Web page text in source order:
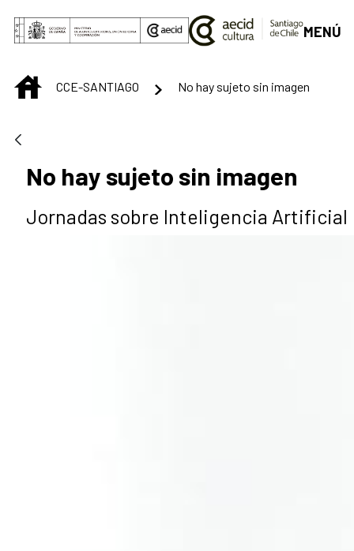
Saltar al contenido principal
MENÚ
INICIOCCE-SANTIAGO No hay sujeto sin imagen
No hay sujeto sin imagen
Jornadas sobre Inteligencia Artificial